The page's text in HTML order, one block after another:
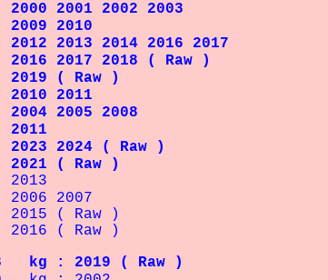
2001 2002 2003
2010
2013 2014 2016 2017
2017 2018 ( Raw )
( Raw )
2011
2005 2008
2011
2024 ( Raw )
( Raw )
2007
( Raw )
( Raw )
kg : 2019 ( Raw )